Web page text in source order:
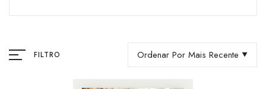
FILTRO Ordenar Por Mais Recente